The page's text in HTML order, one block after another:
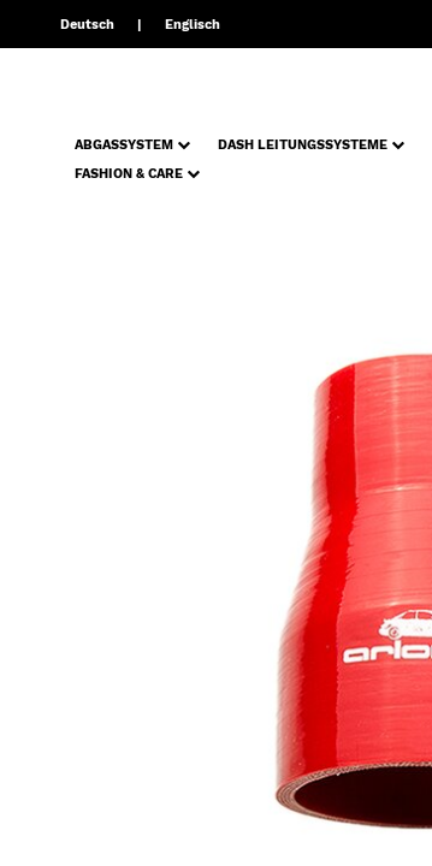
Deutsch Englisch
ABGASSYSTEM DASH LEITUNGSSYSTEME
FASHION & CARE